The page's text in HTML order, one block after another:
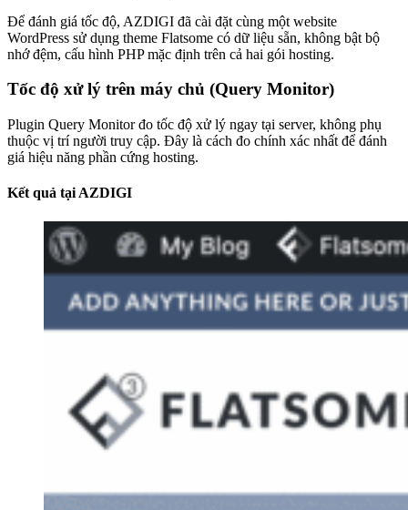
Để đánh giá tốc độ, AZDIGI đã cài đặt cùng một website
WordPress sử dụng theme Flatsome có dữ liệu sẵn, không bật bộ
nhớ đệm, cấu hình PHP mặc định trên cả hai gói hosting.
Tốc độ xử lý trên máy chủ (Query Monitor)
Plugin Query Monitor đo tốc độ xử lý ngay tại server, không phụ
thuộc vị trí người truy cập. Đây là cách đo chính xác nhất để đánh
giá hiệu năng phần cứng hosting.
Kết quả tại AZDIGI